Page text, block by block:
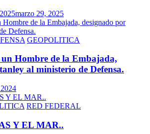
marzo 29, 2025
GEOPOLITICA
Hombre de la Embajada,
al ministerio de Defensa.
RED FEDERAL
Y EL MAR..